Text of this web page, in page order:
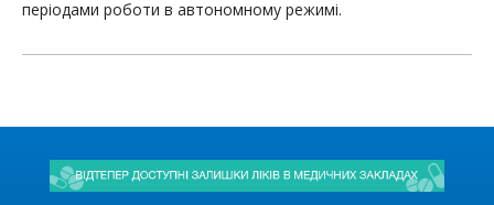
періодами роботи в автономному режимі.